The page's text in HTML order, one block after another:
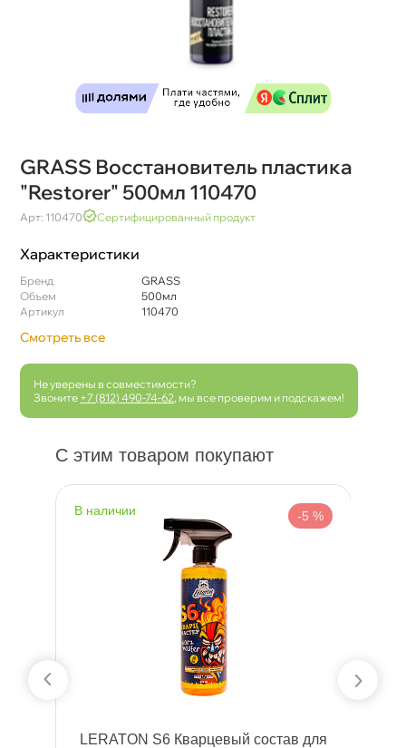
GRASS Восстановитель пластика
"Restorer" 500мл 110470
Арт: 110470 Сертифицированный продукт
Характеристики
Бренд
GRASS
Объем
500мл
Артикул
110470
Смотреть все
Не уверены в совместимости?
Звоните +7 (812) 490-74-62 , мы все проверим и подскажем!
С этим товаром покупают
наличии -5 %
LERATON S6 Кварцевый состав для